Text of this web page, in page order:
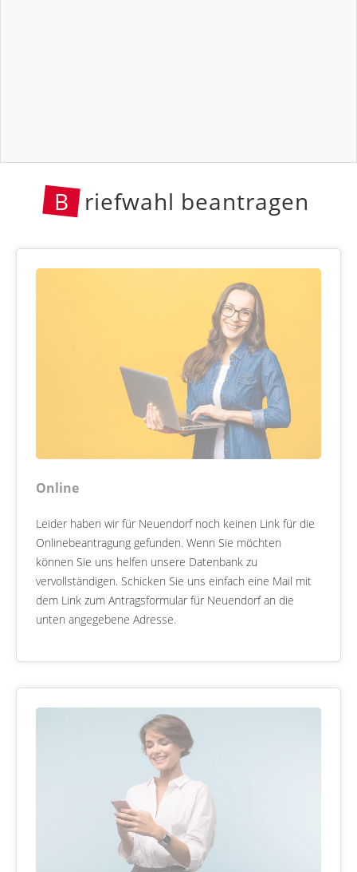
B riefwahl beantragen
Online
Leider haben wir für Neuendorf noch keinen Link für die
Onlinebeantragung gefunden. Wenn Sie möchten
können Sie uns helfen unsere Datenbank zu
vervollständigen. Schicken Sie uns einfach eine Mail mit
dem Link zum Antragsformular für Neuendorf an die
unten angegebene Adresse.